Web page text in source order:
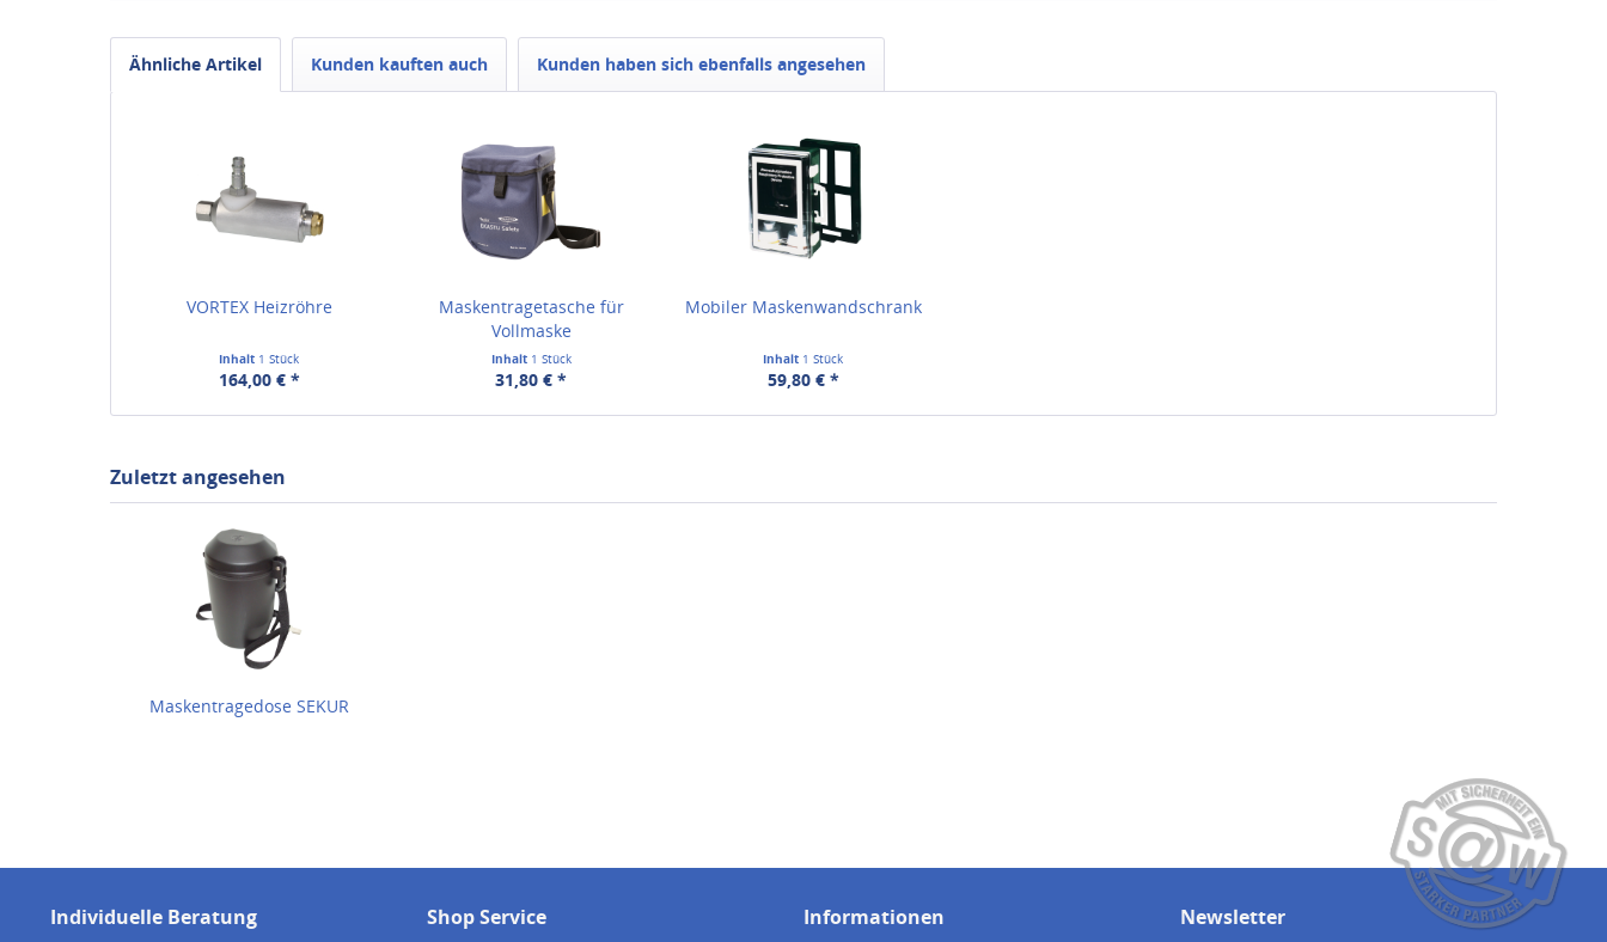
Ähnliche Artikel Kunden kauften auch Kunden haben sich ebenfalls angesehen
VORTEX Heizröhre
Inhalt 1 Stück
164,00 € *
Maskentragetasche für
Vollmaske
Inhalt 1 Stück
31,80 € *
Mobiler Maskenwandschrank
Inhalt 1 Stück
59,80 € *
Zuletzt angesehen
Maskentragedose SEKUR
Individuelle Beratung Shop Service Informationen Newsletter